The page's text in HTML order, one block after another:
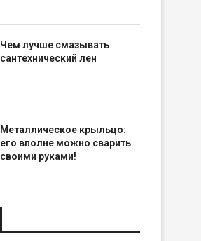
Чем лучше смазывать
сантехнический лен
Металлическое крыльцо:
его вполне можно сварить
своими руками!